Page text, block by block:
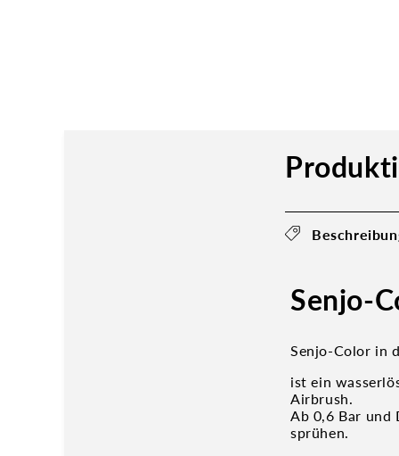
Senjo-
Senjo-Color in
ist ein
Airbrush.
Ab 0,6 Bar und
sprühen.